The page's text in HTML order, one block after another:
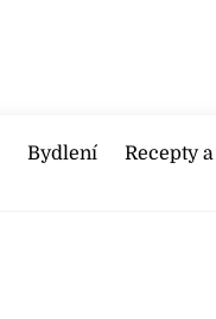
Bydlení Recepty